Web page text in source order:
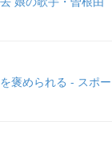
褒められる - スポー